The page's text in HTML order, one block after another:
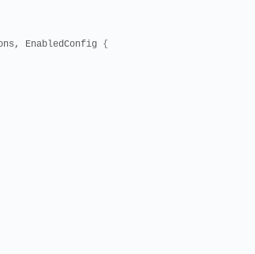
EnabledConfig {